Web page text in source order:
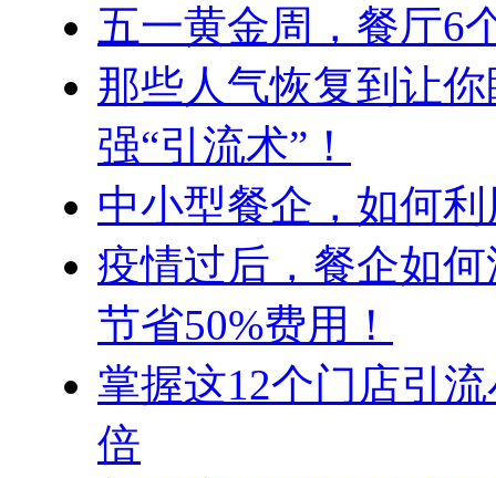
五一黄金周，餐厅6
那些人气恢复到让
强“引流术”！
中小型餐企，如何
疫情过后，餐企如
节省50%费用！
掌握这12个门店引
倍